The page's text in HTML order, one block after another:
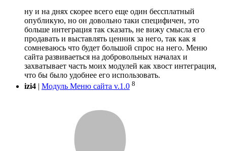
ну и на днях скорее всего еще один бессплатный
опубликую, но он довольно таки специфичен, это
больше интеграция так сказать, не вижу смысла его
продавать и выставлять ценник за него, так как я
сомневаюсь что будет большой спрос на него. Меню
сайта развиваеться на добровольных началах и
захватывает часть моих модулей как хвост интеграция,
что бы было удобнее его использовать.
izi4 | Модуль Меню сайта v.1.0 8